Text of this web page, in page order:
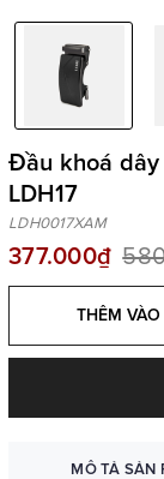
Đầu khoá dây
LDH17
LDH0017XAM
377.000₫
THÊM VÀO
MÔ TẢ SẢN